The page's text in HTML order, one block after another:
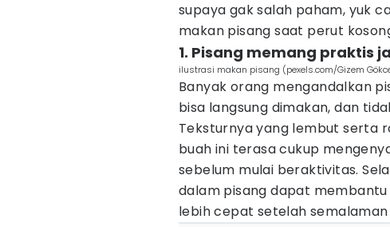
supaya gak salah paham, yuk
makan pisang saat perut
1. Pisang memang praktis
ilustrasi makan pisang (pexels.com/Gizem
Banyak orang mengandalkan
bisa langsung dimakan, dan
Teksturnya yang lembut serta
buah ini terasa cukup
sebelum mulai beraktivitas.
dalam pisang dapat
lebih cepat setelah